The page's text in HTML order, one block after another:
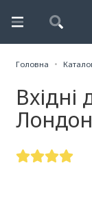
Головна
Вхідні